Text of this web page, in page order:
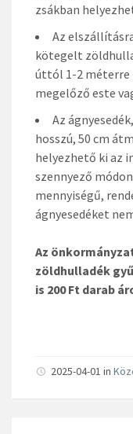
zsákban
Az
kötegelt
úttól 1-2 méterre
megelőző este
Az
hosszú, 50 cm
helyezhető ki az
szennyező
mennyiségű,
ágnyesedéket
Az
zöldhulladék
is 200 Ft darab
2025-04-01 in